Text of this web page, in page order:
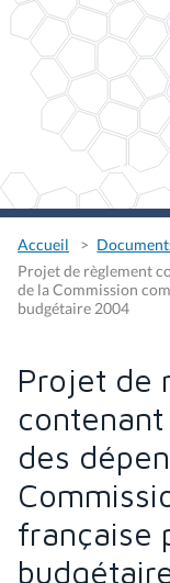
Accueil
Projet de règlement
de la Commission
budgétaire 2004
Projet de
des
française